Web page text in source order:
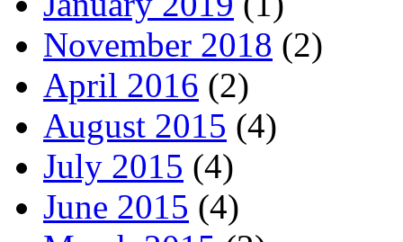
November 2018 (2)
April 2016 (2)
August 2015 (4)
July 2015 (4)
June 2015 (4)